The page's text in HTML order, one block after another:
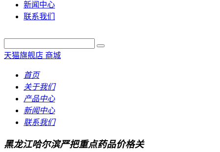
新闻中心
联系我们
天猫旗舰店 商城
首页
关于我们
产品中心
新闻中心
联系我们
黑龙江哈尔滨严把重点药品价格关